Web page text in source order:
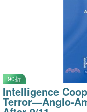
90折
Intelligence
Terror—Anglo-